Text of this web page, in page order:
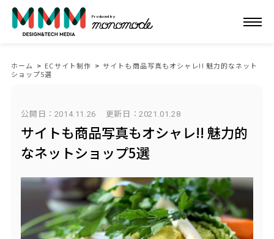
Produced by
ホーム > ECサイト制作 > サイトも商品写真もオシャレ!! 魅力的なネット
ショップ5選
公開日：2014.11.26 更新日：2021.01.28
サイトも商品写真もオシャレ!! 魅力的
なネットショップ5選